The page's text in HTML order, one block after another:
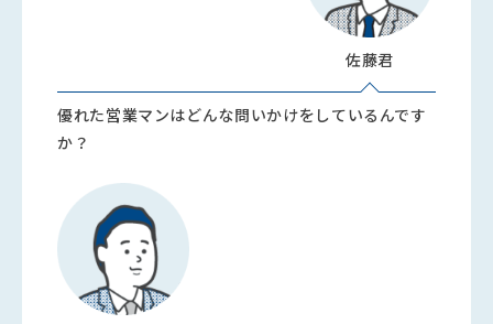
佐藤君
優れた営業マンはどんな問いかけをしているんです
か？